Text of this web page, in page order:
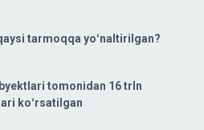
tarmoqqa yoʻnaltirilgan?
tomonidan 16 trln
koʻrsatilgan